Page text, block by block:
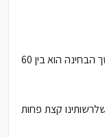
לכל פרק מוקצבות בין 20 ל-25 דקות, ולכן משך הבחינה הוא בין 60
יוצא שלרשותינו קצת פחות